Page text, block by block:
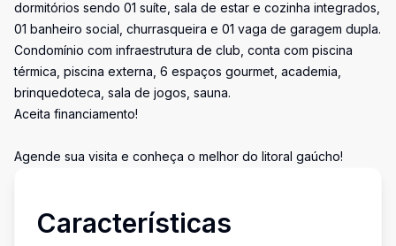
dormitórios sendo 01 suíte, sala de estar e cozinha integrados,
01 banheiro social, churrasqueira e 01 vaga de garagem dupla.
Condomínio com infraestrutura de club, conta com piscina
térmica, piscina externa, 6 espaços gourmet, academia,
brinquedoteca, sala de jogos, sauna.
Aceita financiamento!
Agende sua visita e conheça o melhor do litoral gaúcho!
Características